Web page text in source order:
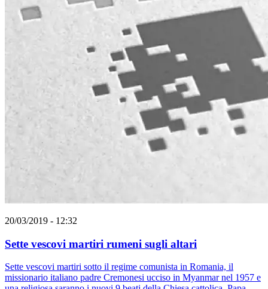
20/03/2019 - 12:32
Sette vescovi martiri rumeni sugli altari
Sette vescovi martiri sotto il regime comunista in Romania, il
missionario italiano padre Cremonesi ucciso in Myanmar nel 1957 e